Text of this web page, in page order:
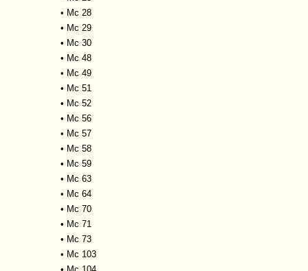
• Mc 28
• Mc 29
• Mc 30
• Mc 48
• Mc 49
• Mc 51
• Mc 52
• Mc 56
• Mc 57
• Mc 58
• Mc 59
• Mc 63
• Mc 64
• Mc 70
• Mc 71
• Mc 73
• Mc 103